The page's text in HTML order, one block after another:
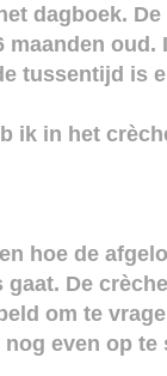
dagboek.
maanden
tussentijd is
ik in het
hoe de
De
om te
even op te